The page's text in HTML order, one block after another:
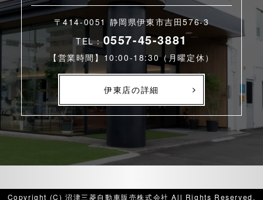
〒414-0051 静岡県伊東市吉田576-3
TEL：0557-45-3881
【営業時間】10:00-18:30（月曜定休）
伊東店の詳細
Copyright (C) 沼津三菱自動車販売株式会社 All Rights Reserved.